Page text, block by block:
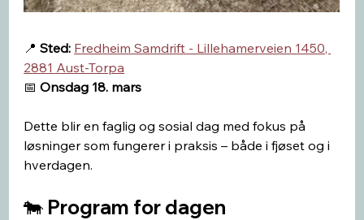
📍 Sted: Fredheim Samdrift - Lillehamerveien 1450,
2881 Aust-Torpa
📅 Onsdag 18. mars
Dette blir en faglig og sosial dag med fokus på
løsninger som fungerer i praksis – både i fjøset og i
hverdagen.
🐄 Program for dagen